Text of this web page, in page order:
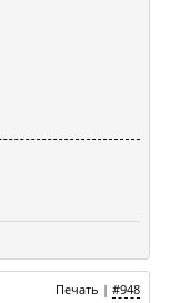
Печать | #948